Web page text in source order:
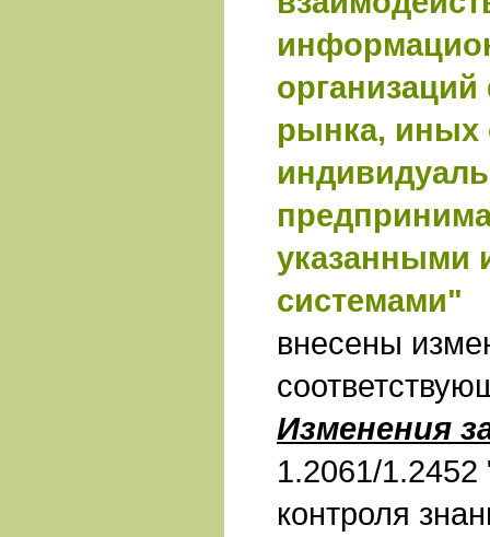
рынка, иных
системами"
внесены
Изменения
1.2061/
контроля